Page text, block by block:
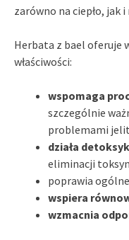
zarówno na ciepło, jak
Herbata z bael oferuje
właściwości:
wspomaga
szczególnie
problemami
działa
eliminacji
poprawia
wspiera
wzmacnia